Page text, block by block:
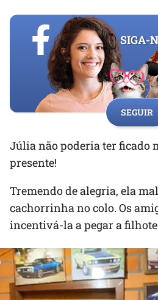
SIGA-
SEGUIR
Júlia não poderia ter ficado
presente!
Tremendo de alegria, ela
cachorrinha no colo. Os
incentivá-la a pegar a